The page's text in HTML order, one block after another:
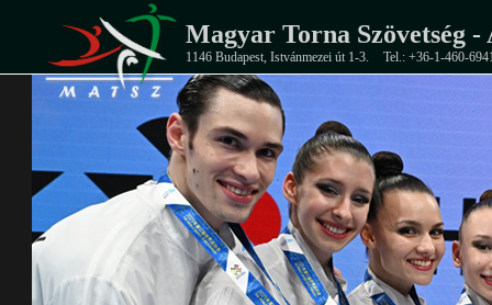
Magyar Torna Szövetség -
1146 Budapest, Istvánmezei út 1-3. Tel.: +36-1-460-